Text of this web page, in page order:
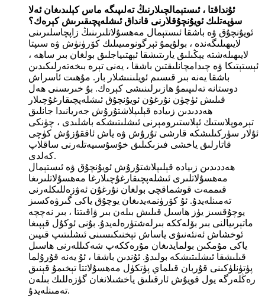
ئۇنداقتا ، ئىستېمالچىلارنىڭ تەلىپىگە ماس كېلىدىغان ئەلا
سۈپەتلىك ئويۇنچۇقلارنى قانداق ئىشلەپچىقىرىش كېرەك؟
ئويۇنچۇق ۋە باشقا ئىستېمال مەھسۇلاتلىرىنىڭ زاپچاسلىرىنى
لايىھىلىگەندە ، بولۇپمۇ ئېرگونومىيىلىك كۆرۈنۈش ۋە سىپتا
لايىھىلەشتە يېڭىلىق يارىتىشقا ئېھتىياجلىق بولغان بىر ساھە ،
ئېستېتىكا ۋە چىدامچانلىقتىن باشقا ، يەنى تېرە بىخەتەرلىكىدىن
باشقا يەنە بىر قىسىم ئويلىنىشلار بار. مۇھىت ئاسراش
دوستانە تەلىپىمۇ ھازىرلىنىشى كېرەك. بۇ خىرىسنى ھەل
قىلىش ئۈچۈن نۇرغۇن ئويۇنچۇق ئىشلەپچىقارغۇچىلار
ھەددىدىن زىيادە قېلىپلاشتۇرۇش جەريانىدا جانلىق
تېرموپلاستىك ئېلاستىرومېرنى ئىشلىتىشكە باشلىدى ، چۈنكى
ئۇلار سۈركىلىشكە قارشى تۇرۇش ۋە ياش ئاققۇزۇش كۈچى
قاتارلىق ياخشى فىزىكىلىق خۇسۇسىيەتلەرنى ساقلاپ
كەلدى.
ھەددىدىن زىيادە قېلىپلاشتۇرۇش ئويۇنچۇق ۋە ئىستېمال
مەھسۇلاتلىرى ئىشلەپچىقارغۇچىلارغا مەھسۇلاتلىرىغا
قىممەت قوشماقچى بولغان نۇرغۇن ئەۋزەللىكلەرنى
تەمىنلەيدۇ. ئۇ كۆرۈنمەيدىغان يوچۇق ياكى گىرۋەكسىز
يوچۇقسىز يۈز ھاسىل قىلىش بىلەن بىر ۋاقىتتا ، بىر نەچچە
ماتېرىيالنى بىر بۆلەككە بىرلەشتۈرەلەيدۇ. بۇنى ئوكۇل قېپىغا
ئوخشاش ئەنئەنىۋى ياساش تېخنىكىسىنى ئىشلىتىپ قىيىن
ياكى مۇمكىن بولمايدىغان مۇرەككەپ شەكىللەرنى ھاسىل
قىلىشقا ئىشلىتىشكە بولىدۇ. ئۇندىن باشقا ، ئۇ يەنە قۇرۇلما
پۈتۈنلۈكىنى قۇربان قىلماي پۈتكۈل مەھسۇلاتتا تېخىمۇ قېنىق
رەڭلەرگە يول قويۇش ئارقىلىق ياخشىلانغان گۈزەللىك بىلەن
تەمىنلەيدۇ.